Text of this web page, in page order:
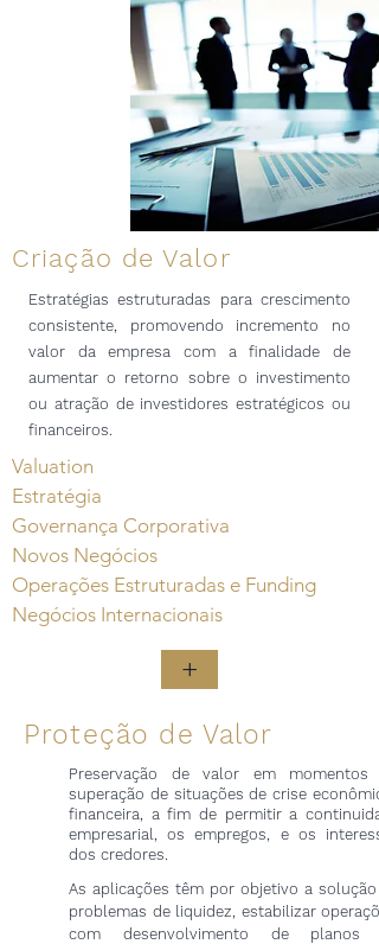
Criação de Valor
Estratégias estruturadas para crescimento
consistente, promovendo incremento no
valor da empresa com a finalidade de
aumentar o retorno sobre o investimento
ou atração de investidores estratégicos ou
financeiros.
Valuation
Estratégia
Governança Corporativa
Novos Negócios
Operações Estruturadas e Funding
Negócios Internacionais
+
Proteção de Valor
Preservação de valor em momentos
superação de situações de crise
financeira, a fim de permitir a
empresarial, os empregos, e os
dos credores.
As aplicações têm por objetivo a solução
problemas de liquidez, estabilizar
com desenvolvimento de planos